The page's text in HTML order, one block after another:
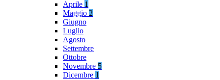
Aprile 1
Maggio 2
Giugno
Luglio
Agosto
Settembre
Ottobre
Novembre 5
Dicembre 1